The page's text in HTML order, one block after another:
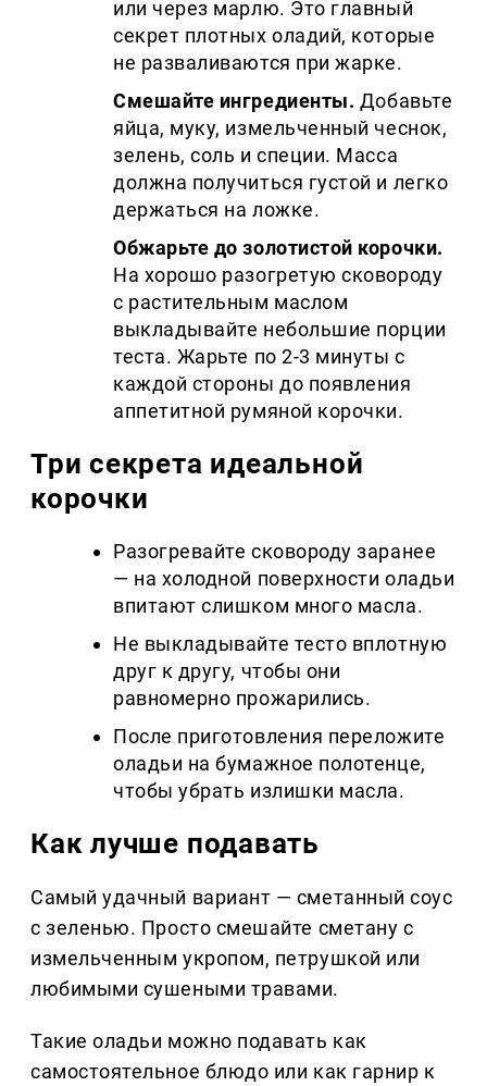
или через марлю. Это главный
секрет плотных оладий, которые
не разваливаются при жарке.
Смешайте ингредиенты. Добавьте
яйца, муку, измельченный чеснок,
зелень, соль и специи. Масса
должна получиться густой и легко
держаться на ложке.
Обжарьте до золотистой корочки.
На хорошо разогретую сковороду
с растительным маслом
выкладывайте небольшие порции
теста. Жарьте по 2-3 минуты с
каждой стороны до появления
аппетитной румяной корочки.
Три секрета идеальной
корочки
Разогревайте сковороду заранее
— на холодной поверхности оладьи
впитают слишком много масла.
Не выкладывайте тесто вплотную
друг к другу, чтобы они
равномерно прожарились.
После приготовления переложите
оладьи на бумажное полотенце,
чтобы убрать излишки масла.
Как лучше подавать
Самый удачный вариант — сметанный соус
с зеленью. Просто смешайте сметану с
измельченным укропом, петрушкой или
любимыми сушеными травами.
Такие оладьи можно подавать как
самостоятельное блюдо или как гарнир к